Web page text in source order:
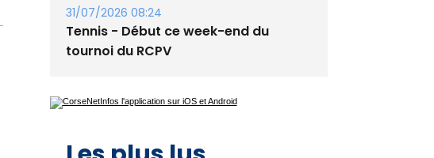
procession le 14 août
31/07/2026 08:24